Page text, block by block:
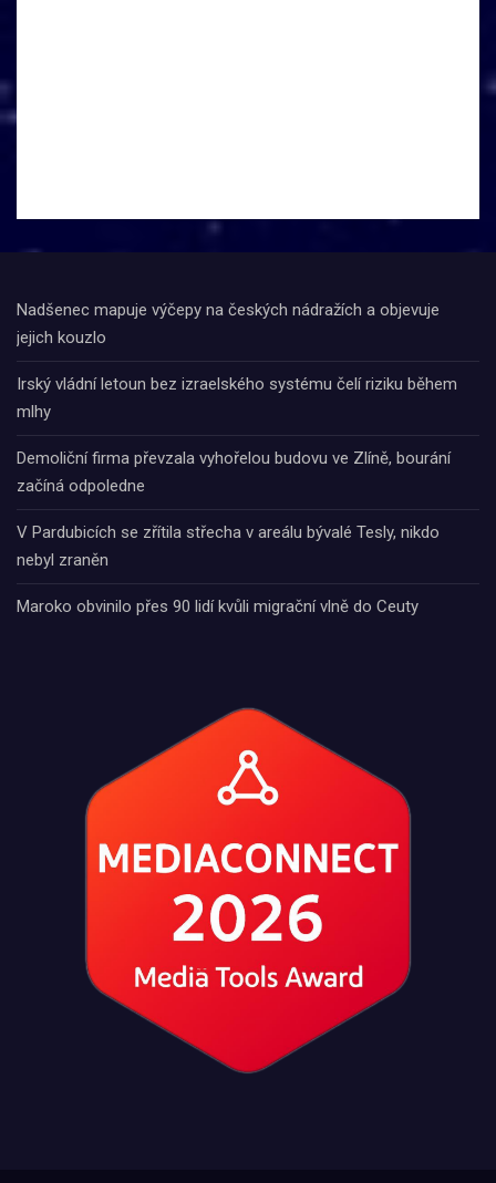
Nadšenec mapuje výčepy na českých nádražích a objevuje
jejich kouzlo
Irský vládní letoun bez izraelského systému čelí riziku během
mlhy
Demoliční firma převzala vyhořelou budovu ve Zlíně, bourání
začíná odpoledne
V Pardubicích se zřítila střecha v areálu bývalé Tesly, nikdo
nebyl zraněn
Maroko obvinilo přes 90 lidí kvůli migrační vlně do Ceuty